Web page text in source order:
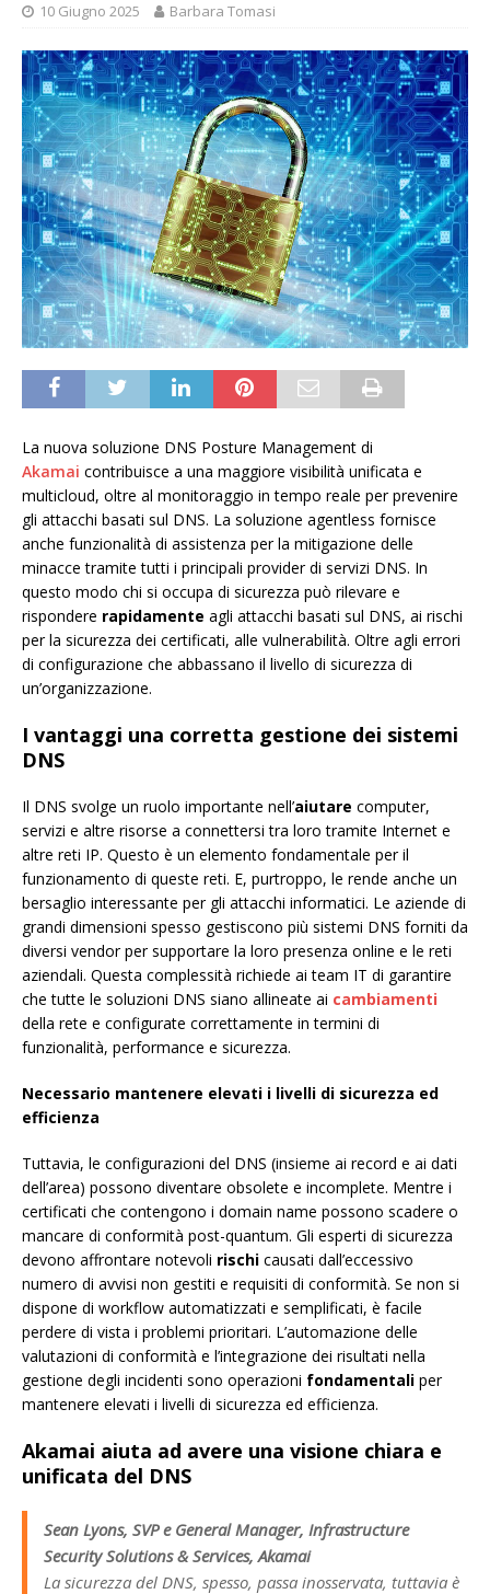
10 Giugno 2025 Barbara Tomasi
La nuova soluzione DNS Posture Management di
Akamai contribuisce a una maggiore visibilità unificata e
multicloud, oltre al monitoraggio in tempo reale per prevenire
gli attacchi basati sul DNS. La soluzione agentless fornisce
anche funzionalità di assistenza per la mitigazione delle
minacce tramite tutti i principali provider di servizi DNS. In
questo modo chi si occupa di sicurezza può rilevare e
rispondere rapidamente agli attacchi basati sul DNS, ai rischi
per la sicurezza dei certificati, alle vulnerabilità. Oltre agli errori
di configurazione che abbassano il livello di sicurezza di
un’organizzazione.
I vantaggi una corretta gestione dei sistemi
DNS
Il DNS svolge un ruolo importante nell’aiutare computer,
servizi e altre risorse a connettersi tra loro tramite Internet e
altre reti IP. Questo è un elemento fondamentale per il
funzionamento di queste reti. E, purtroppo, le rende anche un
bersaglio interessante per gli attacchi informatici. Le aziende di
grandi dimensioni spesso gestiscono più sistemi DNS forniti da
diversi vendor per supportare la loro presenza online e le reti
aziendali. Questa complessità richiede ai team IT di garantire
che tutte le soluzioni DNS siano allineate ai cambiamenti
della rete e configurate correttamente in termini di
funzionalità, performance e sicurezza.
Necessario mantenere elevati i livelli di sicurezza ed
efficienza
Tuttavia, le configurazioni del DNS (insieme ai record e ai dati
dell’area) possono diventare obsolete e incomplete. Mentre i
certificati che contengono i domain name possono scadere o
mancare di conformità post-quantum. Gli esperti di sicurezza
devono affrontare notevoli rischi causati dall’eccessivo
numero di avvisi non gestiti e requisiti di conformità. Se non si
dispone di workflow automatizzati e semplificati, è facile
perdere di vista i problemi prioritari. L’automazione delle
valutazioni di conformità e l’integrazione dei risultati nella
gestione degli incidenti sono operazioni fondamentali per
mantenere elevati i livelli di sicurezza ed efficienza.
Akamai aiuta ad avere una visione chiara e
unificata del DNS
Sean Lyons, SVP e General Manager, Infrastructure
Security Solutions & Services, Akamai
La sicurezza del DNS, spesso, passa inosservata, tuttavia è